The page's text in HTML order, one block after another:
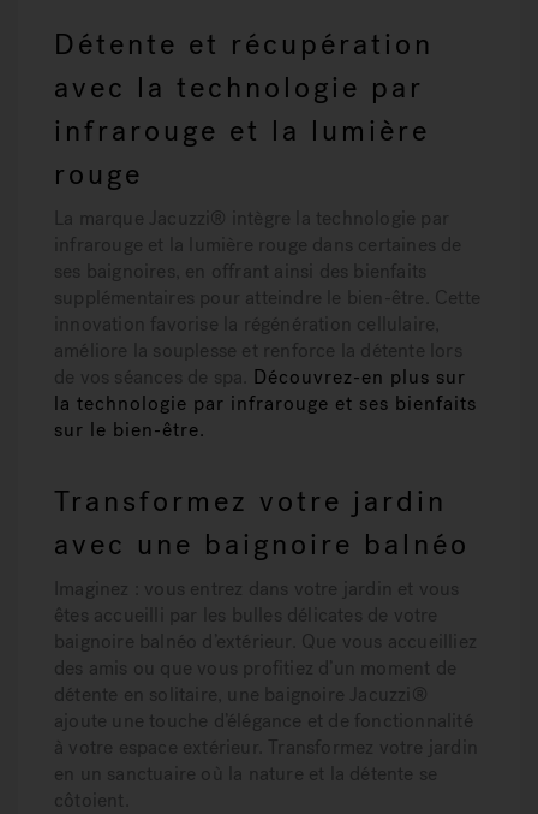
Détente et récupération
avec la technologie par
infrarouge et la lumière
rouge
La marque Jacuzzi® intègre la technologie par
infrarouge et la lumière rouge dans certaines de
ses baignoires, en offrant ainsi des bienfaits
supplémentaires pour atteindre le bien-être. Cette
innovation favorise la régénération cellulaire,
améliore la souplesse et renforce la détente lors
de vos séances de spa. Découvrez-en plus sur
la technologie par infrarouge et ses bienfaits
sur le bien-être.
Transformez votre jardin
avec une baignoire balnéo
Imaginez : vous entrez dans votre jardin et vous
êtes accueilli par les bulles délicates de votre
baignoire balnéo d’extérieur. Que vous accueilliez
des amis ou que vous profitiez d’un moment de
détente en solitaire, une baignoire Jacuzzi®
ajoute une touche d’élégance et de fonctionnalité
à votre espace extérieur. Transformez votre jardin
en un sanctuaire où la nature et la détente se
côtoient.